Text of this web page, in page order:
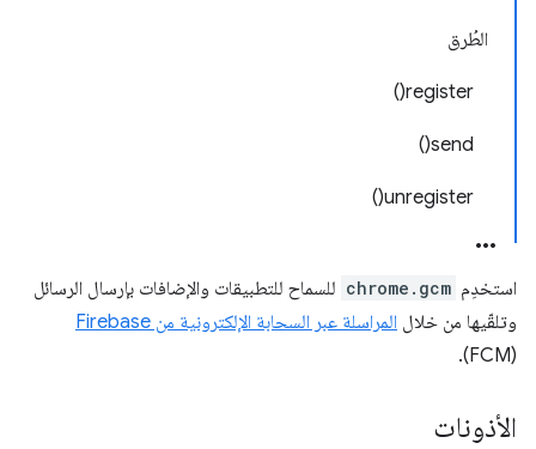
الطُرق
register()
send()
unregister()
استخدِم chrome.gcm للسماح للتطبيقات والإضافات بإرسال الرسائل
وتلقّيها من خلال المراسلة عبر السحابة الإلكترونية من Firebase
(FCM).
الأذونات